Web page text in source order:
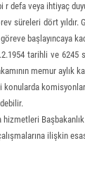
r defa veya ihtiyaç
süreleri dört
başlayıncaya
tarihli ve 6245
memur aylık
konularda
hizmetleri
ilişkin